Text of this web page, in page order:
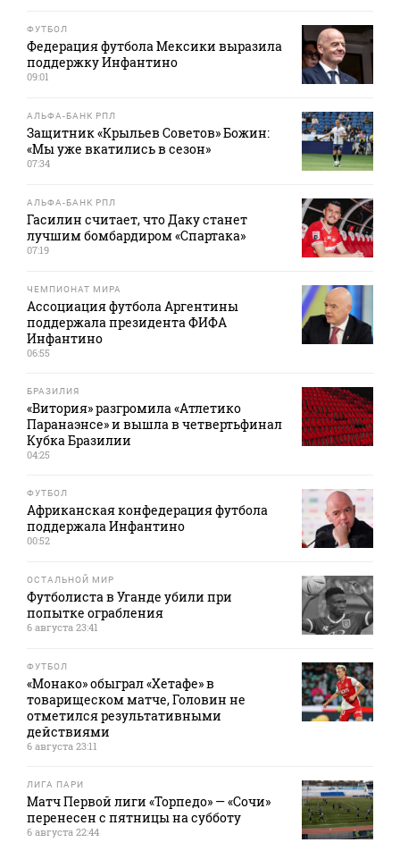
ФУТБОЛ
Федерация футбола Мексики выразила
поддержку Инфантино
09:01
АЛЬФА-БАНК РПЛ
Защитник «Крыльев Советов» Божин:
«Мы уже вкатились в сезон»
07:34
АЛЬФА-БАНК РПЛ
Гасилин считает, что Даку станет
лучшим бомбардиром «Спартака»
07:19
ЧЕМПИОНАТ МИРА
Ассоциация футбола Аргентины
поддержала президента ФИФА
Инфантино
06:55
БРАЗИЛИЯ
«Витория» разгромила «Атлетико
Паранаэнсе» и вышла в четвертьфинал
Кубка Бразилии
04:25
ФУТБОЛ
Африканская конфедерация футбола
поддержала Инфантино
00:52
ОСТАЛЬНОЙ МИР
Футболиста в Уганде убили при
попытке ограбления
6 августа 23:41
ФУТБОЛ
«Монако» обыграл «Хетафе» в
товарищеском матче, Головин не
отметился результативными
действиями
6 августа 23:11
ЛИГА ПАРИ
Матч Первой лиги «Торпедо» — «Сочи»
перенесен с пятницы на субботу
6 августа 22:44